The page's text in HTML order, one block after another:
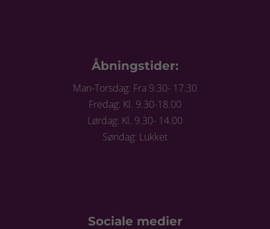
Åbningstider:
Man-Torsdag: Fra 9.30- 17.30
Fredag: Kl. 9.30-18.00
Lørdag: Kl. 9.30- 14.00
Søndag: Lukket
Sociale medier